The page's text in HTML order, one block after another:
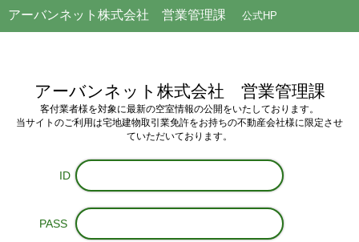
アーバンネット株式会社 営業管理課 公式HP
アーバンネット株式会社 営業管理課
客付業者様を対象に最新の空室情報の公開をいたしております。
当サイトのご利用は宅地建物取引業免許をお持ちの不動産会社様に限定させ
ていただいております。
ID
PASS